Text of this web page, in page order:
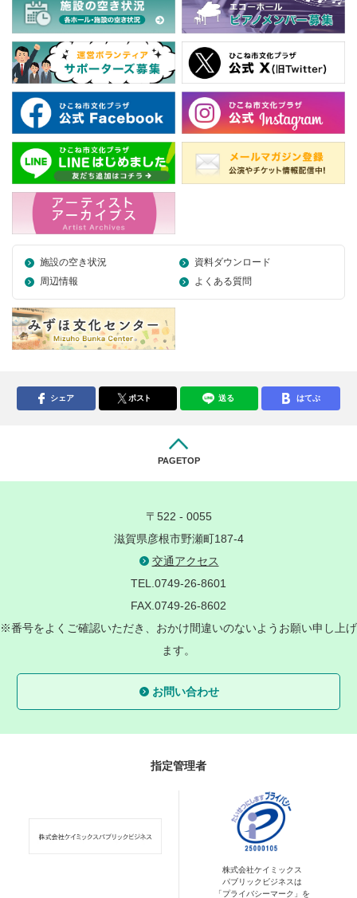
施設の空き状況
資料ダウンロード
周辺情報
よくある質問
シェア ポスト 送る はてぶ
PAGETOP
〒522 - 0055
滋賀県彦根市野瀬町187-4
交通アクセス
TEL.0749-26-8601
FAX.0749-26-8602
※番号をよくご確認いただき、おかけ間違いのないようお願い申し上げ
ます。
お問い合わせ
指定管理者
株式会社ケイミックス
パブリックビジネスは
「プライバシーマーク」を